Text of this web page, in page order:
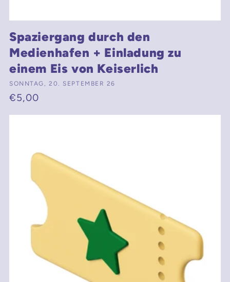
Spaziergang durch den
Medienhafen + Einladung zu
einem Eis von Keiserlich
Anbieter:
SONNTAG, 20. SEPTEMBER 26
Normaler
€5,00